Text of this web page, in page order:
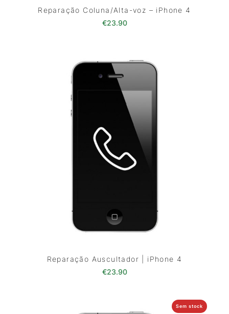
Reparação Coluna/Alta-voz – iPhone 4
€23.90
Reparação Auscultador | iPhone 4
€23.90
Sem stock